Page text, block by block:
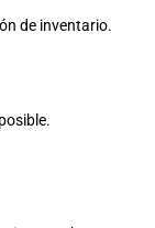
de inventario.